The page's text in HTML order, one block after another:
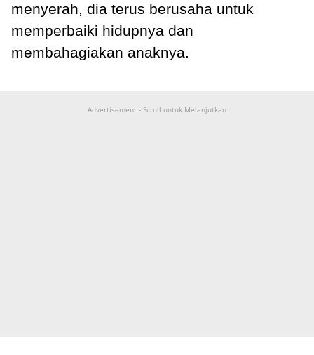
menyerah, dia terus berusaha untuk
memperbaiki hidupnya dan
membahagiakan anaknya.
Advertisement - Scroll untuk Melanjutkan